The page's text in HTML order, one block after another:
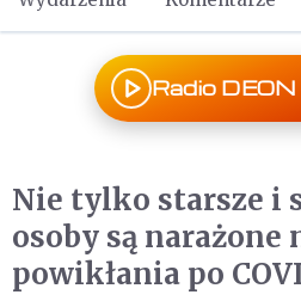
Radio
Nie tylko starsze i
osoby są narażone
powikłania po